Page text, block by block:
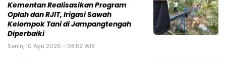
Kementan Realisasikan Program
Oplah dan RJIT, Irigasi Sawah
Kelompok Tani di Jampangtengah
Diperbaiki
Senin, 10 Agu 2026 - 08:59 WIB